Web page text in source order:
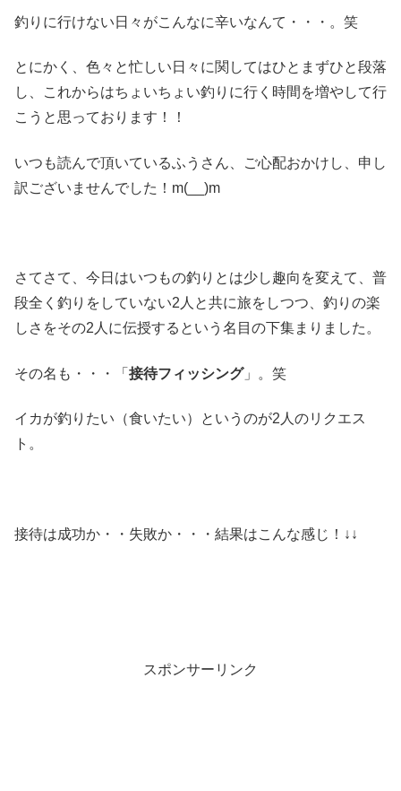
釣りに行けない日々がこんなに辛いなんて・・・。笑
とにかく、色々と忙しい日々に関してはひとまずひと段落
し、これからはちょいちょい釣りに行く時間を増やして行
こうと思っております！！
いつも読んで頂いているふうさん、ご心配おかけし、申し
訳ございませんでした！m(__)m
さてさて、今日はいつもの釣りとは少し趣向を変えて、普
段全く釣りをしていない2人と共に旅をしつつ、釣りの楽
しさをその2人に伝授するという名目の下集まりました。
その名も・・・「 接待フィッシング」。笑
イカが釣りたい（食いたい）というのが2人のリクエス
ト。
接待は成功か・・失敗か・・・結果はこんな感じ！↓↓
スポンサーリンク